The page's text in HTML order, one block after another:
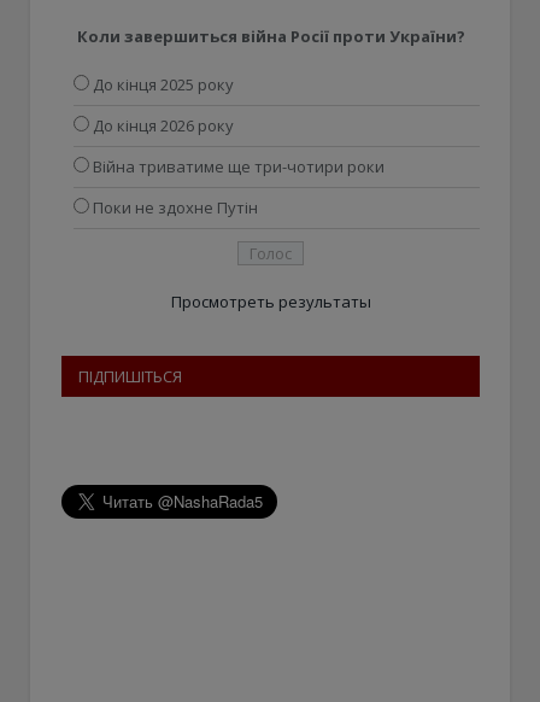
Коли завершиться війна Росії проти України?
До кінця 2025 року
До кінця 2026 року
Війна триватиме ще три-чотири роки
Поки не здохне Путін
Просмотреть результаты
ПІДПИШІТЬСЯ